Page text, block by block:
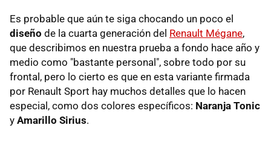
Es probable que aún te siga chocando un poco el
diseño de la cuarta generación del Renault Mégane,
que describimos en nuestra prueba a fondo hace año y
medio como "bastante personal", sobre todo por su
frontal, pero lo cierto es que en esta variante firmada
por Renault Sport hay muchos detalles que lo hacen
especial, como dos colores específicos: Naranja Tonic
y Amarillo Sirius.